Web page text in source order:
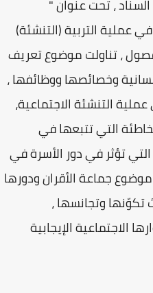
السناد ، تحت عنوان "
عملية التربية (التنشئة)
فصول ، تناولت موضوع تعريف
وخصائصها ووظائفها ،
التنشئة الاجتماعية،
التي تتبعها في
التي تؤثر في دور الأسرة في
موضوع جماعة الأقران ودورها
وتجانسها ،
الاجتماعية الإيجابية